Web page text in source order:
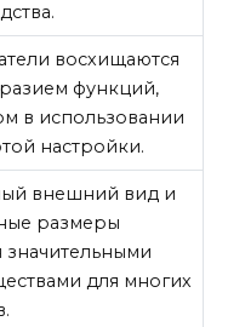
восхищаются
функций,
в использовании
настройки.
внешний вид и
размеры
значительными
для многих